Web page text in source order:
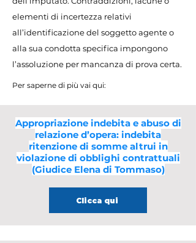
elementi di incertezza relativi
all’identificazione del soggetto agente o
alla sua condotta specifica impongono
l’assoluzione per mancanza di prova certa.
Per saperne di più vai qui:
Appropriazione indebita e abuso di
relazione d’opera: indebita
ritenzione di somme altrui in
violazione di obblighi contrattuali
(Giudice Elena di Tommaso)
Clicca qui